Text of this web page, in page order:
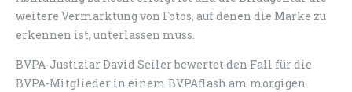
weitere Vermarktung von Fotos, auf denen die Marke zu
erkennen ist, unterlassen muss.
BVPA-Justiziar David Seiler bewertet den Fall für die
BVPA-Mitglieder in einem BVPAflash am morgigen